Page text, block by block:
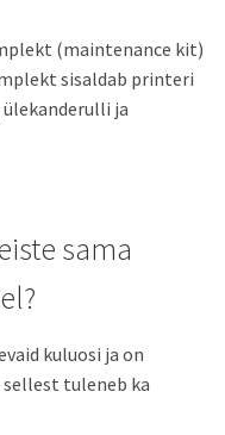
(maintenance kit)
sisaldab printeri
ja
sama
kuluosi ja on
tuleneb ka